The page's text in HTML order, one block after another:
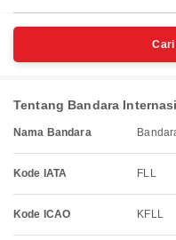
Cari
Tentang Bandara
Nama Bandara
Kode IATA FLL
Kode ICAO KFLL